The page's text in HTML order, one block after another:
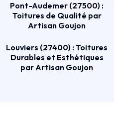
Pont-Audemer (27500) :
Toitures de Qualité par
Artisan Goujon
Louviers (27400) : Toitures
Durables et Esthétiques
par Artisan Goujon